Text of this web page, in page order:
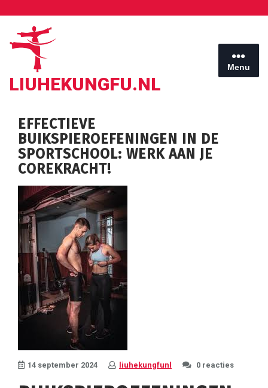
inhoud
LIUHEKUNGFU.NL
Menu
EFFECTIEVE
BUIKSPIEROEFENINGEN IN DE
SPORTSCHOOL: WERK AAN JE
COREKRACHT!
14 september 2024 liuhekungfunl 0 reacties